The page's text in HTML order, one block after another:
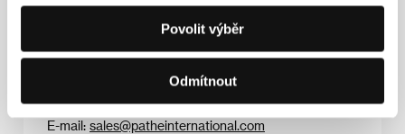
Povolit výběr
Odmítnout
Kontakty
6 Ramillies St., W1F 7TY, London
Tel: +44 207 323 5151
Fax: +44 207 631 3568
E-mail: sales@patheinternational.com